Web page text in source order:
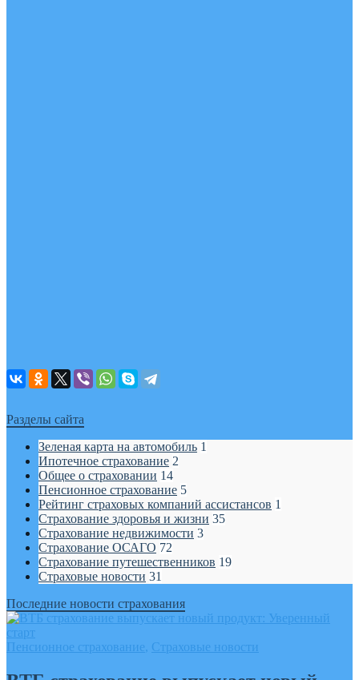
Разделы сайта
Зеленая карта на автомобиль 1
Ипотечное страхование 2
Общее о страховании 14
Пенсионное страхование 5
Рейтинг страховых компаний ассистансов 1
Страхование здоровья и жизни 35
Страхование недвижимости 3
Страхование ОСАГО 72
Страхование путешественников 19
Страховые новости 31
Последние новости страхования
Пенсионное страхование, Страховые новости